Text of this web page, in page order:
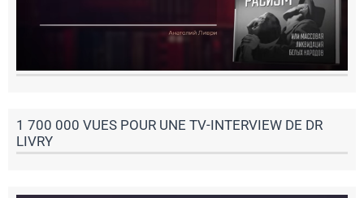
1 700 000 VUES POUR UNE TV-INTERVIEW DE DR
LIVRY